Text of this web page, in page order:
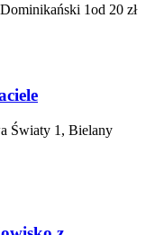
1od 20 zł
Światy 1, Bielany